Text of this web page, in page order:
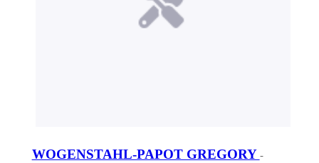
WOGENSTAHL-PAPOT GREGORY -